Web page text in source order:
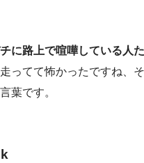
に路上で喧嘩している人
ってて怖かったですね、
葉です。